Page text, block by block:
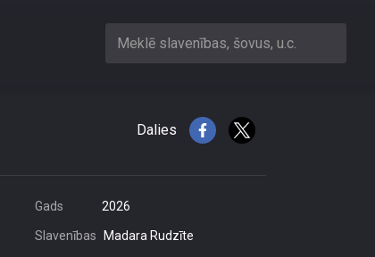
Meklē slavenības, šovus, u.c.
Dalies
Gads 2026
Slavenības Madara Rudzīte